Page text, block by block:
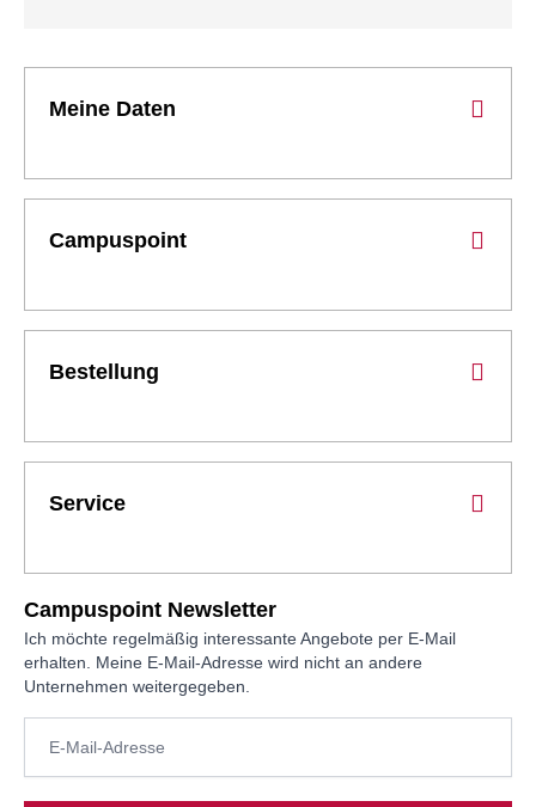
Meine Daten
Campuspoint
Bestellung
Service
Campuspoint Newsletter
Ich möchte regelmäßig interessante Angebote per E-Mail
erhalten. Meine E-Mail-Adresse wird nicht an andere
Unternehmen weitergegeben.